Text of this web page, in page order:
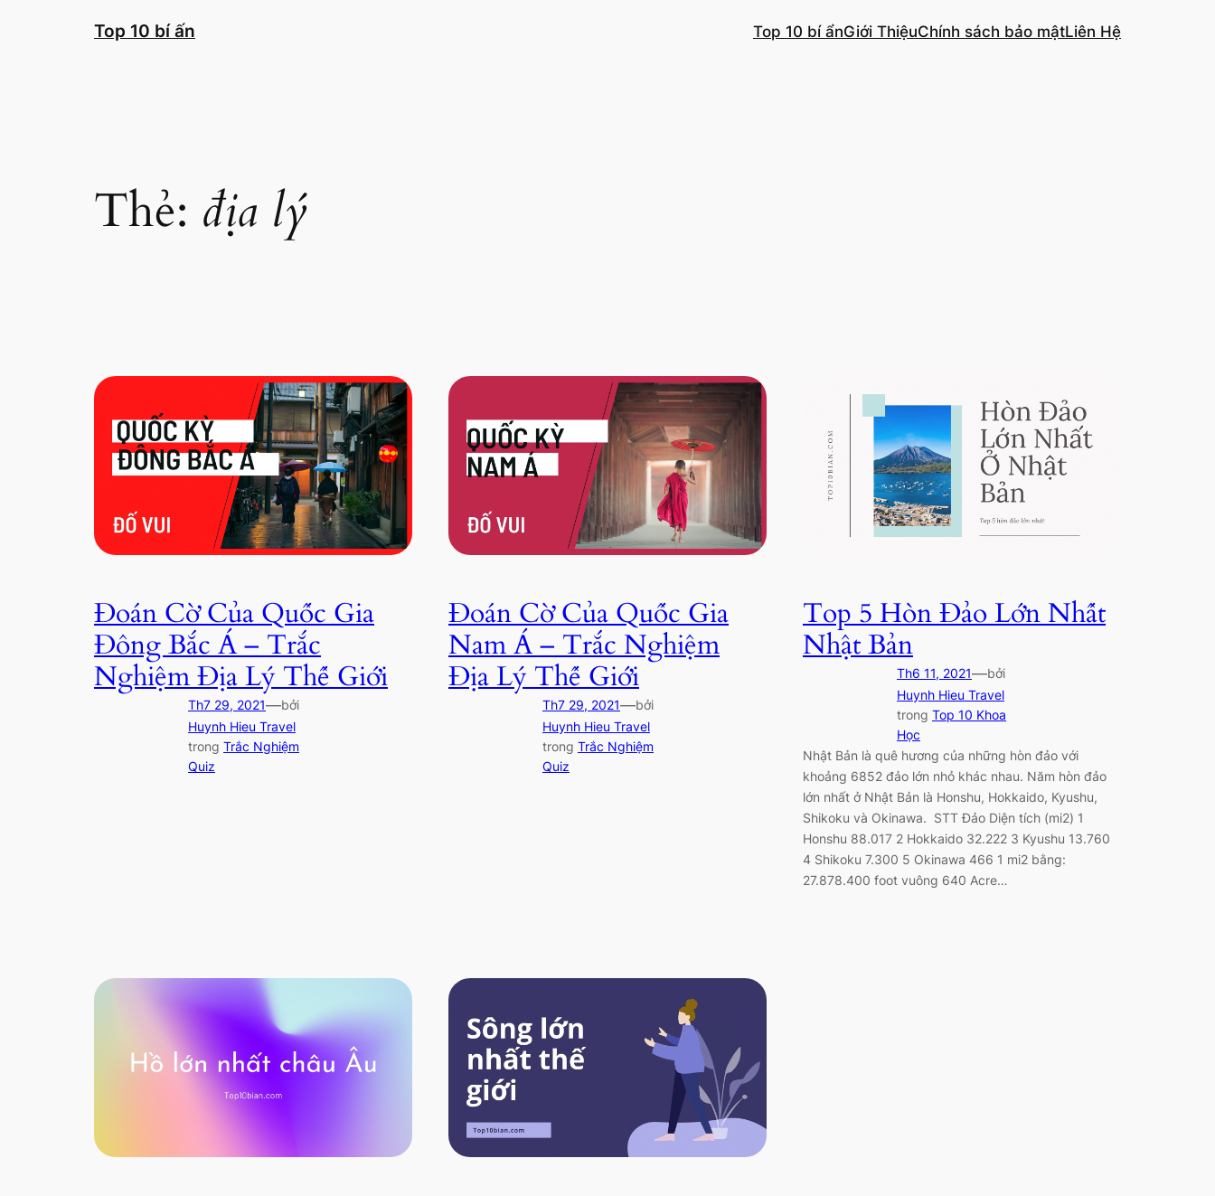
Top 10 bí ấn Top 10 bí ẩnGiới ThiệuChính sách bảo mậtLiên Hệ
Thẻ: địa lý
Đoán Cờ Của Quốc Gia
Đông Bắc Á – Trắc
Nghiệm Địa Lý Thế Giới
Th7 29, 2021—bởi
Huynh Hieu Travel
trong Trắc Nghiệm
Quiz
Đoán Cờ Của Quốc Gia
Nam Á – Trắc Nghiệm
Địa Lý Thế Giới
Th7 29, 2021—bởi
Huynh Hieu Travel
trong Trắc Nghiệm
Quiz
Top 5 Hòn Đảo Lớn Nhất
Nhật Bản
Th6 11, 2021—bởi
Huynh Hieu Travel
trong Top 10 Khoa
Học
Nhật Bản là quê hương của những hòn đảo với
khoảng 6852 đảo lớn nhỏ khác nhau. Năm hòn đảo
lớn nhất ở Nhật Bản là Honshu, Hokkaido, Kyushu,
Shikoku và Okinawa. STT Đảo Diện tích (mi2) 1
Honshu 88.017 2 Hokkaido 32.222 3 Kyushu 13.760
4 Shikoku 7.300 5 Okinawa 466 1 mi2 bằng:
27.878.400 foot vuông 640 Acre…